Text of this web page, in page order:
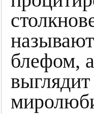
блефом,